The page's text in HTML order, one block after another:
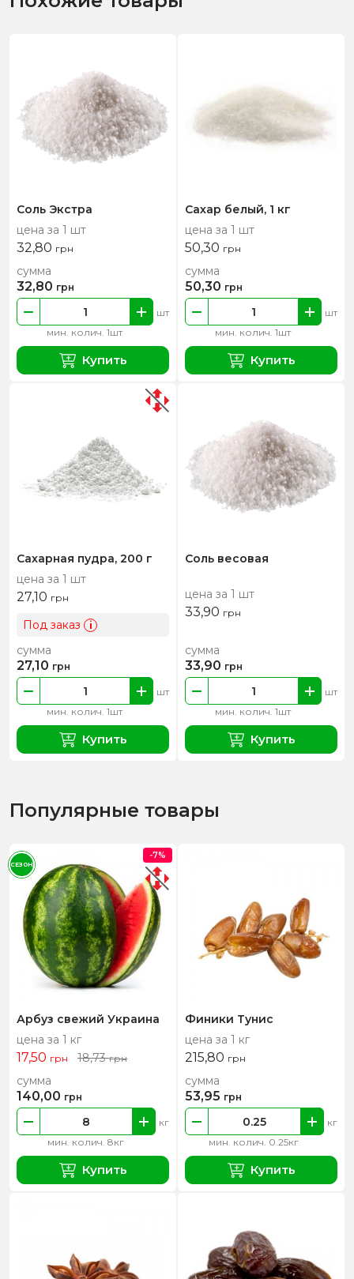
Соль Экстра
цена за 1 шт
32,80 грн
мин. колич. 1шт
шт
сумма
32,80 грн
Купить
Сахар белый, 1 кг
цена за 1 шт
50,30 грн
мин. колич. 1шт
шт
сумма
50,30 грн
Купить
Сахарная пудра, 200 г
цена за 1 шт
27,10 грн
Под заказ i
мин. колич. 1шт
шт
сумма
27,10 грн
Купить
Соль весовая
цена за 1 шт
33,90 грн
мин. колич. 1шт
шт
сумма
33,90 грн
Купить
Популярные товары
Арбуз свежий Украина
цена за 1 кг
17,50 грн 18,73грн
мин. колич. 8кг
кг
сумма
140,00 грн
Купить
-7%
СЕЗОН
Финики Тунис
цена за 1 кг
215,80 грн
мин. колич. 0.25кг
кг
сумма
53,95 грн
Купить